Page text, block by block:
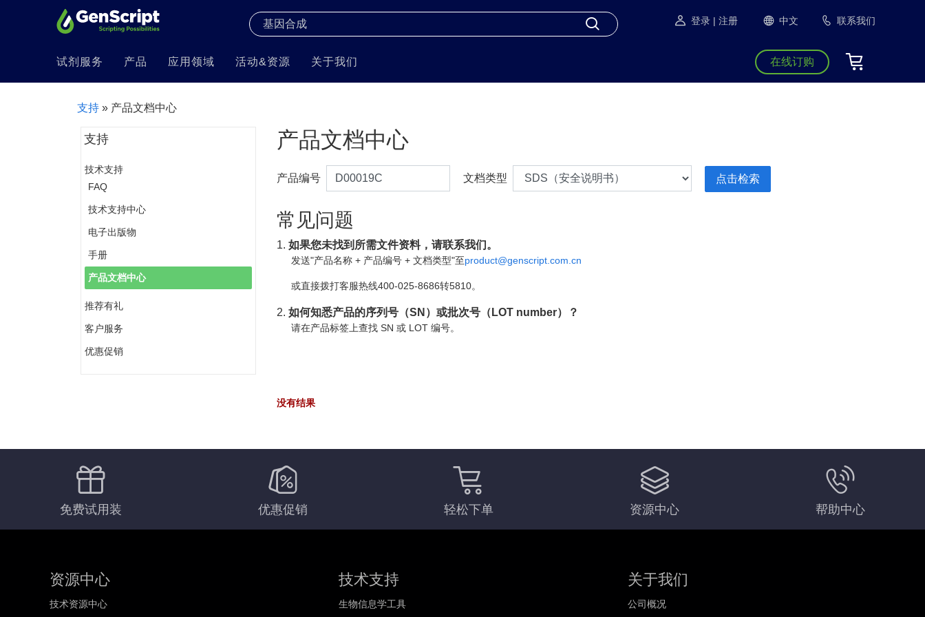
登录 | 注册 中文 联系我们
试剂服务 产品 应用领域 活动&资源 关于我们 在线订购
支持 » 产品文档中心
支持
技术支持
FAQ
技术支持中心
电子出版物
手册
产品文档中心
推荐有礼
客户服务
优惠促销
产品文档中心
产品编号 文档类型
常见问题
1. 如果您未找到所需文件资料，请联系我们。
发送"产品名称 + 产品编号 + 文档类型"至product@genscript.com.cn
或直接拨打客服热线400-025-8686转5810。
2. 如何知悉产品的序列号（SN）或批次号（LOT number）？
请在产品标签上查找 SN 或 LOT 编号。
没有结果
免费试用装 优惠促销 轻松下单 资源中心 帮助中心
资源中心
技术资源中心
技术支持
生物信息学工具
关于我们
公司概况